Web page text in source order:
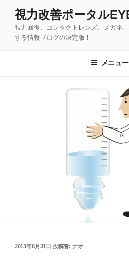
視力改善ポータル
視力回復、コンタクトレンズ、メガネ
する情報ブログの決定版！
メニュー
投
2013年8月31日 投稿者: ナオ